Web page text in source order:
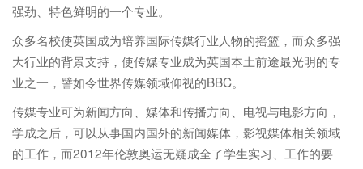
强劲、特色鲜明的一个专业。
众多名校使英国成为培养国际传媒行业人物的摇篮，而众多强
大行业的背景支持，使传媒专业成为英国本土前途最光明的专
业之一，譬如令世界传媒领域仰视的BBC。
传媒专业可为新闻方向、媒体和传播方向、电视与电影方向，
学成之后，可以从事国内国外的新闻媒体，影视媒体相关领域
的工作，而2012年伦敦奥运无疑成全了学生实习、工作的要